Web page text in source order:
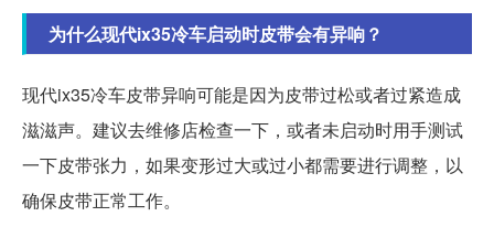
为什么现代ix35冷车启动时皮带会有异响？
现代ix35冷车皮带异响可能是因为皮带过松或者过紧造成
滋滋声。建议去维修店检查一下，或者未启动时用手测试
一下皮带张力，如果变形过大或过小都需要进行调整，以
确保皮带正常工作。